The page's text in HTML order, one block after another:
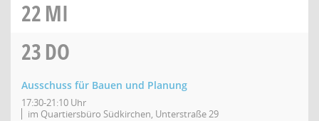
22MI
23DO
Ausschuss für Bauen und Planung
17:30-21:10 Uhr
im Quartiersbüro Südkirchen, Unterstraße 29